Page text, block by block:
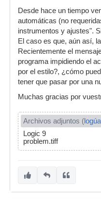
Desde hace un tiempo
automáticas (no
instrumentos y ajustes".
El caso es que, aún así,
Recientemente el
programa impidiendo el
por el estilo?, ¿cómo
tener que pasar por una
Muchas gracias por
Archivos adjuntos (
Logic 9
problem.tiff